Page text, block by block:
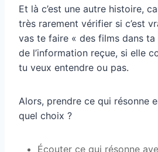
Et là c’est une autre histoire,
très rarement vérifier si c’est
vas te faire « des films dans
de l’information reçue, si elle
tu veux entendre ou pas.
Alors, prendre ce qui résonne
quel choix ?
Écouter ce qui résonne